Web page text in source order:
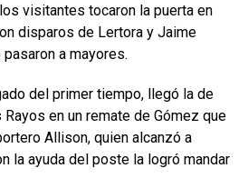
visitantes tocaron la puerta en
disparos de Lertora y Jaime
a mayores.
del primer tiempo, llegó la de
en un remate de Gómez que
Allison, quien alcanzó a
la ayuda del poste la logró mandar